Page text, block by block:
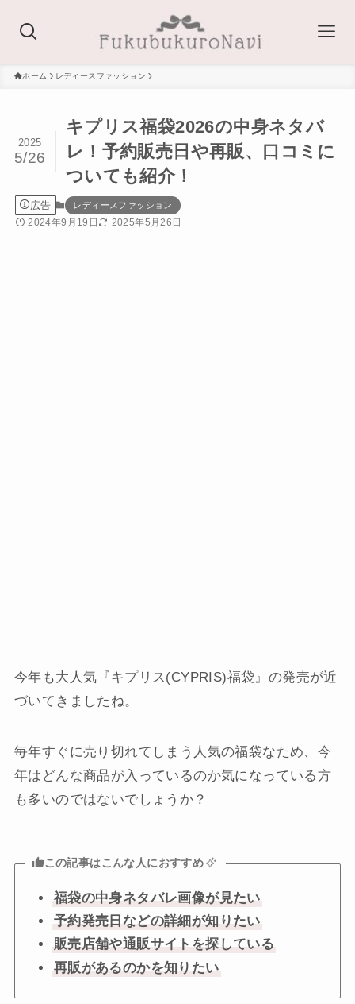
ホーム レディースファッション
キプリス福袋2026の中身ネタバ
レ！予約販売日や再販、口コミに
ついても紹介！
2025
5/26
広告 レディースファッション
2024年9月19日 2025年5月26日
今年も大人気『キプリス(CYPRIS)福袋』の発売が近
づいてきましたね。
毎年すぐに売り切れてしまう人気の福袋なため、今
年はどんな商品が入っているのか気になっている方
も多いのではないでしょうか？
この記事はこんな人におすすめ
福袋の中身ネタバレ画像が見たい
予約発売日などの詳細が知りたい
販売店舗や通販サイトを探している
再販があるのかを知りたい